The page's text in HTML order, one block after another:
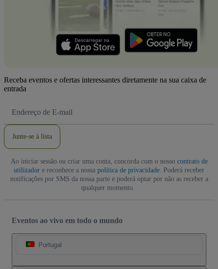
Receba eventos e ofertas interessantes diretamente na sua caixa de
entrada
de
Junte-se à lista
Ao iniciar sessão ou criar uma conta, concorda com o nosso contrato de
utilizador e reconhece a nossa política de privacidade . Poderá receber
notificações por SMS da nossa parte e poderá optar por não as receber a
qualquer momento.
Eventos ao vivo em todo o mundo
Portugal